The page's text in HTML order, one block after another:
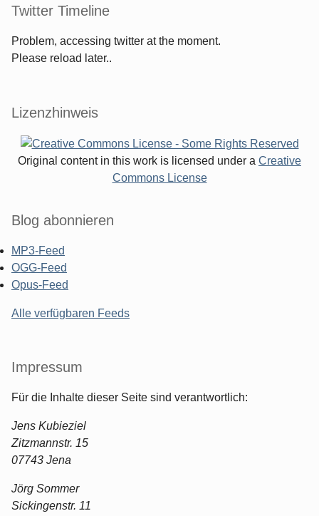
Twitter Timeline
Problem, accessing twitter at the moment.
Please reload later..
Lizenzhinweis
Original content in this work is licensed under a Creative
Commons License
Blog abonnieren
MP3-Feed
OGG-Feed
Opus-Feed
Alle verfügbaren Feeds
Impressum
Für die Inhalte dieser Seite sind verantwortlich:
Jens Kubieziel
Zitzmannstr. 15
07743 Jena
Jörg Sommer
Sickingenstr. 11